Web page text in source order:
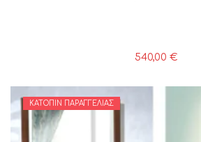
540,00 €
ΚΑΤΌΠΙΝ ΠΑΡΑΓΓΕΛΊΑΣ